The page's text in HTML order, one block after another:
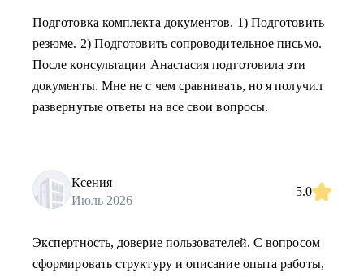
Подготовка комплекта документов. 1) Подготовить
резюме. 2) Подготовить сопроводительное письмо.
После консультации Анастасия подготовила эти
документы. Мне не с чем сравнивать, но я получил
развернутые ответы на все свои вопросы.
Ксения
Июль 2026
5.0
Экспертность, доверие пользователей. С вопросом
сформировать структуру и описание опыта работы,